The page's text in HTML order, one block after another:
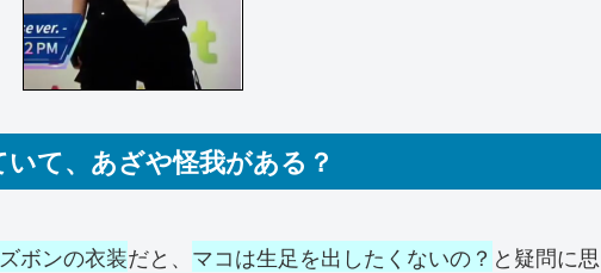
て、あざや怪我がある？
ボンの衣装だと、 マコは生足を出したくないの？ と疑問に思